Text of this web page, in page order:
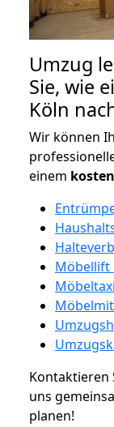
Umzug
Sie, wie
Köln
Wir können
einem
Möbellift
Möbeltaxi
Kontaktieren
uns
planen!